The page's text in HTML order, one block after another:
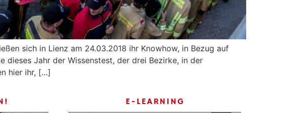
sich in Lienz am 24.03.2018 ihr Knowhow, in Bezug auf
dieses Jahr der Wissenstest, der drei Bezirke, in der
hier ihr, […]
E-LEARNING